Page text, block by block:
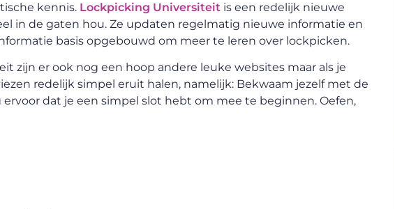
kennis. Lockpicking Universiteit is een redelijk nieuwe
in de gaten hou. Ze updaten regelmatig nieuwe informatie en
basis opgebouwd om meer te leren over lockpicken.
zijn er ook nog een hoop andere leuke websites maar als je
redelijk simpel eruit halen, namelijk: Bekwaam jezelf met de
dat je een simpel slot hebt om mee te beginnen. Oefen,